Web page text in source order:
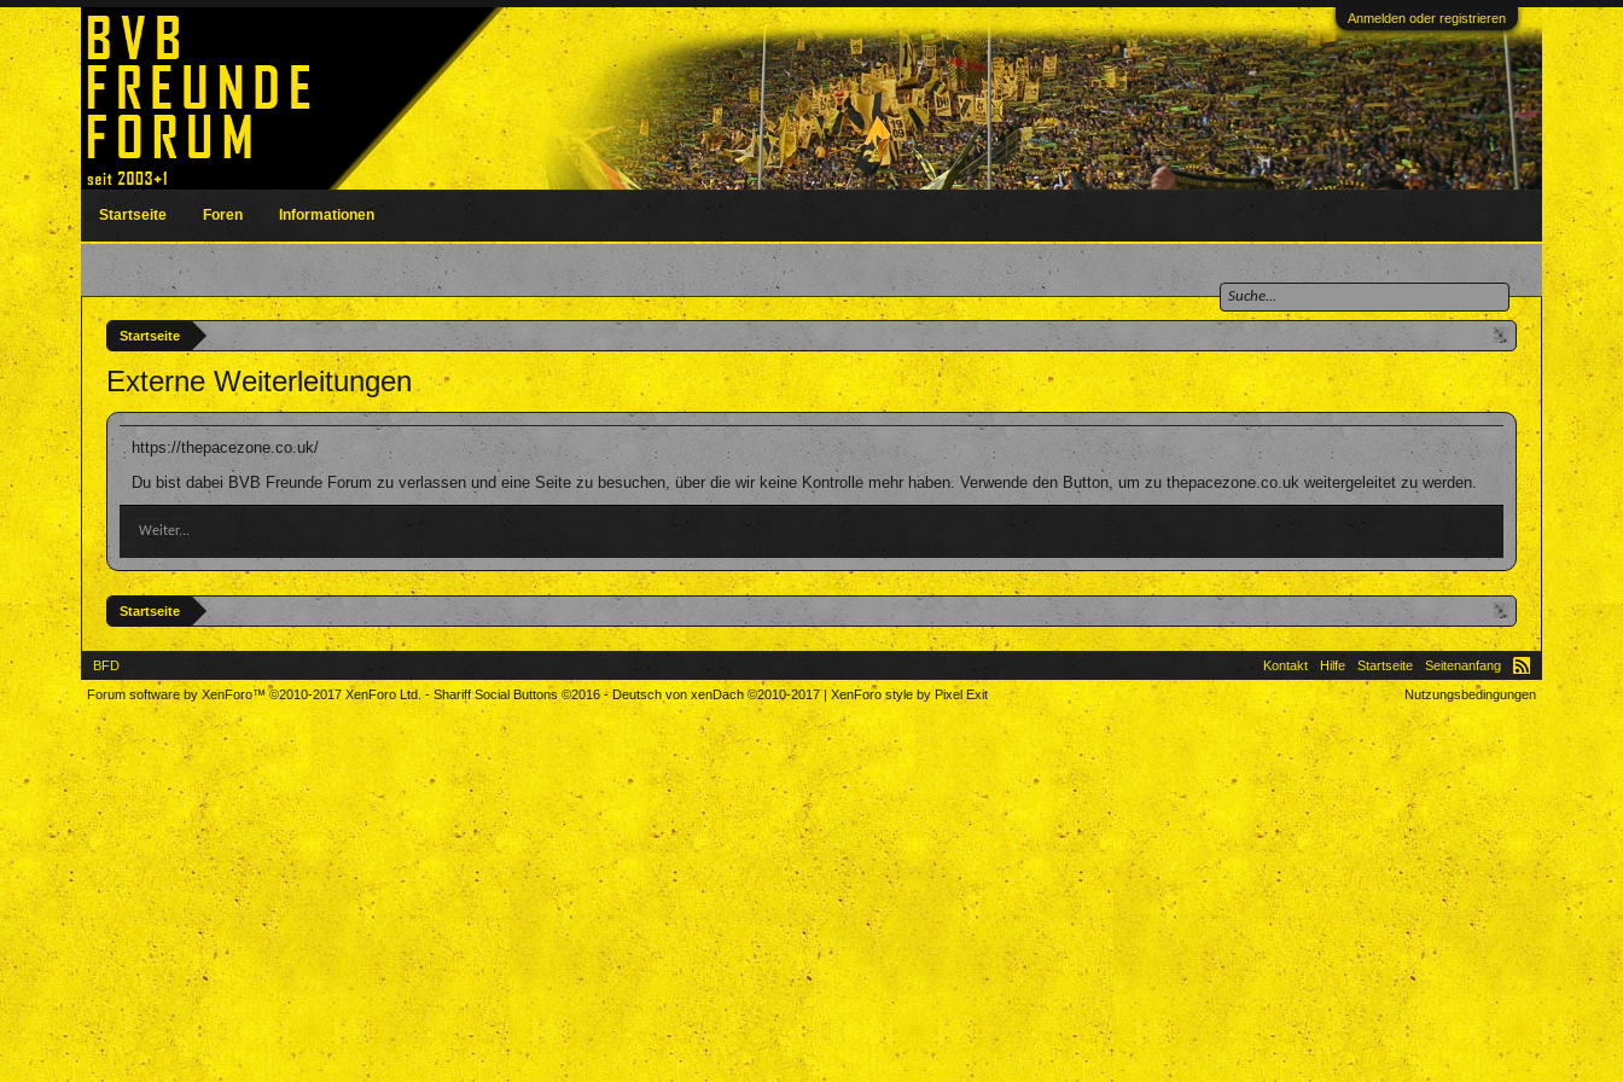
Anmelden oder registrieren
Startseite
Externe Weiterleitungen
https://thepacezone.co.uk/
Du bist dabei BVB Freunde Forum zu verlassen und eine Seite zu besuchen, über die wir keine Kontrolle mehr haben. Verwende den Button, um zu thepacezone.co.uk weitergeleitet zu werden.
Weiter...
Startseite
Startseite Foren Informationen
BFD Kontakt Hilfe Startseite
Seitenanfang
Nutzungsbedingungen
Forum software by XenForo™©2010-2017 XenForo Ltd. -Shariff Social Buttons©2016-Deutsch von xenDach©2010-2017 | XenForo style by Pixel Exit